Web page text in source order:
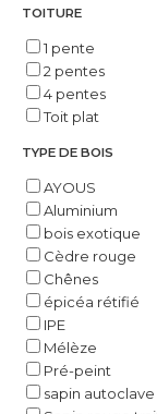
TOITURE
1 pente
2 pentes
4 pentes
Toit plat
TYPE DE BOIS
AYOUS
Aluminium
bois exotique
Cèdre rouge
Chênes
épicéa rétifié
IPE
Mélèze
Pré-peint
sapin